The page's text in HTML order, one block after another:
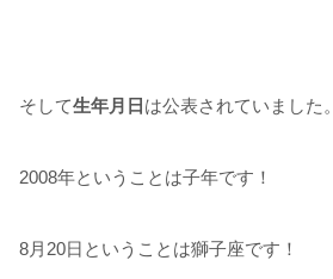
そして生年月日 は公表されていました。
2008年ということは子年です！
8月20日ということは獅子座です！